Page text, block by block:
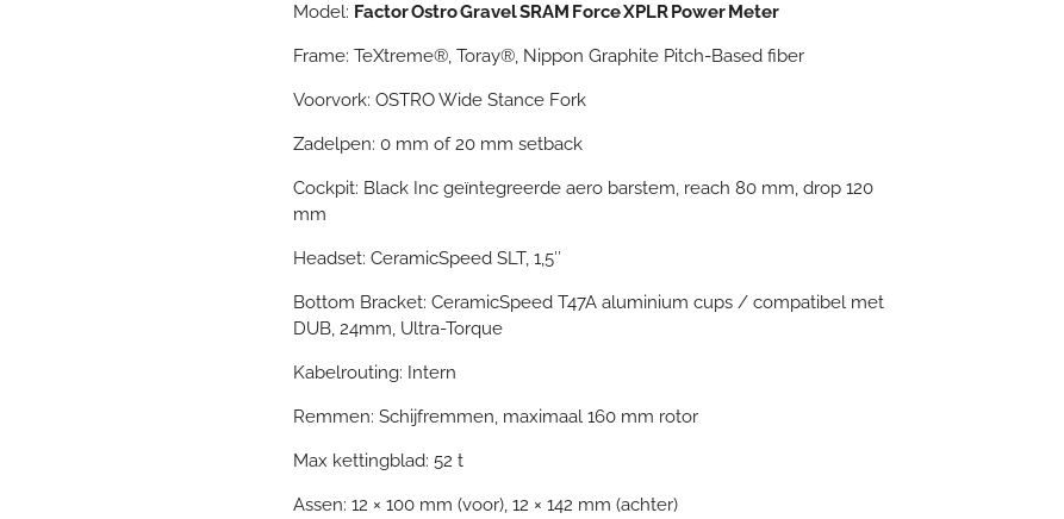
Model: Factor Ostro Gravel SRAM Force XPLR Power Meter
Frame: TeXtreme®, Toray®, Nippon Graphite Pitch-Based fiber
Voorvork: OSTRO Wide Stance Fork
Zadelpen: 0 mm of 20 mm setback
Cockpit: Black Inc geïntegreerde aero barstem, reach 80 mm, drop 120
mm
Headset: CeramicSpeed SLT, 1,5″
Bottom Bracket: CeramicSpeed T47A aluminium cups / compatibel met
DUB, 24mm, Ultra-Torque
Kabelrouting: Intern
Remmen: Schijfremmen, maximaal 160 mm rotor
Max kettingblad: 52 t
Assen: 12 × 100 mm (voor), 12 × 142 mm (achter)